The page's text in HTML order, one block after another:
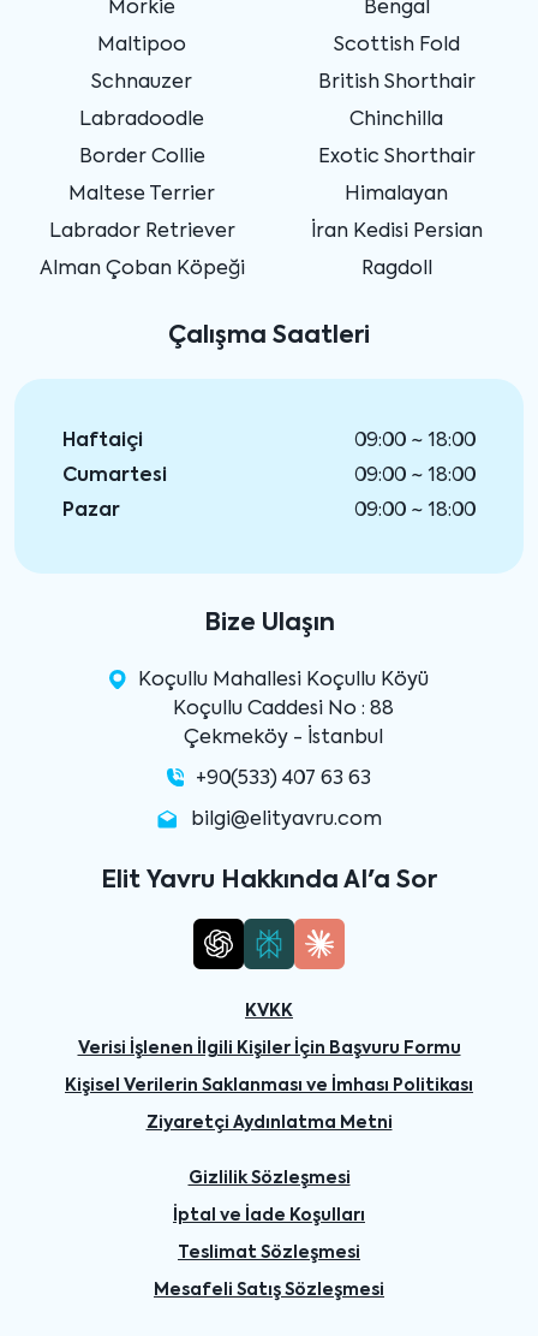
Morkie
Maltipoo
Schnauzer
Labradoodle
Border Collie
Maltese Terrier
Labrador Retriever
Alman Çoban Köpeği
Bengal
Scottish Fold
British Shorthair
Chinchilla
Exotic Shorthair
Himalayan
İran Kedisi Persian
Ragdoll
Çalışma Saatleri
Haftaiçi
09:00 ~ 18:00
Cumartesi
09:00 ~ 18:00
Pazar
09:00 ~ 18:00
Bize Ulaşın
Koçullu Mahallesi Koçullu Köyü
Koçullu Caddesi No : 88
Çekmeköy - İstanbul
+90(533) 407 63 63
bilgi@elityavru.com
Elit Yavru Hakkında AI'a Sor
KVKK
Verisi İşlenen İlgili Kişiler İçin Başvuru Formu
Kişisel Verilerin Saklanması ve İmhası Politikası
Ziyaretçi Aydınlatma Metni
Gizlilik Sözleşmesi
İptal ve İade Koşulları
Teslimat Sözleşmesi
Mesafeli Satış Sözleşmesi